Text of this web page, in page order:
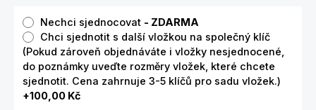
Nechci sjednocovat - ZDARMA
Chci sjednotit s další vložkou na společný klíč
(Pokud zároveň objednáváte i vložky nesjednocené,
do poznámky uveďte rozměry vložek, které chcete
sjednotit. Cena zahrnuje 3-5 klíčů pro sadu vložek.)
+100,00 Kč